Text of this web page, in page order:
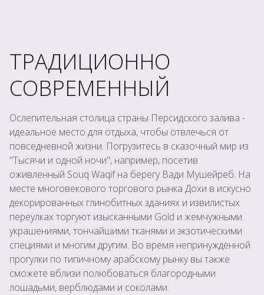
ТРАДИЦИОННО
СОВРЕМЕННЫЙ
Ослепительная столица страны Персидского залива -
идеальное место для отдыха, чтобы отвлечься от
повседневной жизни. Погрузитесь в сказочный мир из
"Тысячи и одной ночи", например, посетив
оживленный Souq Waqif на берегу Вади Мушейреб. На
месте многовекового торгового рынка Дохи в искусно
декорированных глинобитных зданиях и извилистых
переулках торгуют изысканными Gold и жемчужными
украшениями, тончайшими тканями и экзотическими
специями и многим другим. Во время непринужденной
прогулки по типичному арабскому рынку вы также
сможете вблизи полюбоваться благородными
лошадьми, верблюдами и соколами.